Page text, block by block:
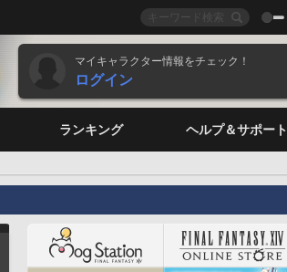
マイキャラクター情報をチェック！
ログイン
ランキング ヘルプ＆サポート